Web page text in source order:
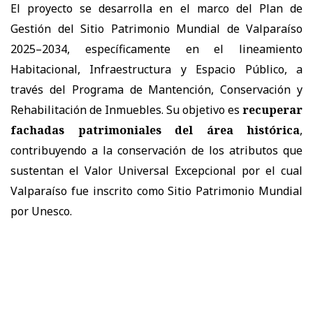
El proyecto se desarrolla en el marco del Plan de
Gestión del Sitio Patrimonio Mundial de Valparaíso
2025–2034, específicamente en el lineamiento
Habitacional, Infraestructura y Espacio Público, a
través del Programa de Mantención, Conservación y
Rehabilitación de Inmuebles. Su objetivo es recuperar
fachadas patrimoniales del área histórica,
contribuyendo a la conservación de los atributos que
sustentan el Valor Universal Excepcional por el cual
Valparaíso fue inscrito como Sitio Patrimonio Mundial
por Unesco.